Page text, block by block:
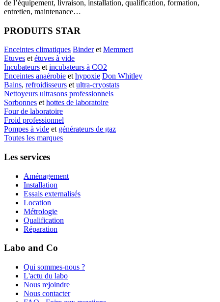
de l’équipement, livraison, installation, qualification, formation,
entretien, maintenance…
PRODUITS STAR
Enceintes climatiques Binderet Memmert
Etuves et étuves à vide
Incubateurs et incubateurs à CO2
Enceintes anaérobie et hypoxie Don Whitley
Bains, refroidisseurs et ultra-cryostats
Nettoyeurs ultrasons professionnels
Sorbonnes et hottes de laboratoire
Four de laboratoire
Froid professionnel
Pompes à vide et générateurs de gaz
Toutes les marques
Les services
Aménagement
Installation
Essais externalisés
Location
Métrologie
Qualification
Réparation
Labo and Co
Qui sommes-nous ?
L'actu du labo
Nous rejoindre
Nous contacter